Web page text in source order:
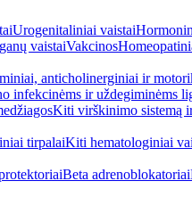
Urogenitaliniai vaistai
vaistaiVakcinos
anticholinerginiai ir
infekcinėms ir uždegiminėms
Kiti virškinimo sistemą
tirpalaiKiti hematologiniai
Beta adrenoblokatoriai